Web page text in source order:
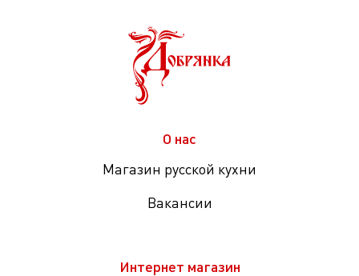
О нас
Магазин русской кухни
Вакансии
Интернет магазин